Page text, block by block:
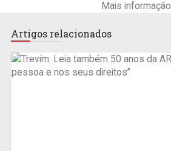
Mais informação
Artigos relacionados